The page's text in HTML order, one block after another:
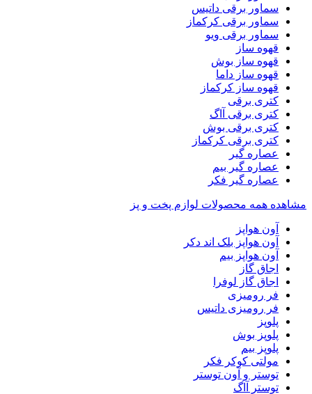
سماور برقی داتیس
سماور برقی کرکماز
سماور برقی ویو
قهوه ساز
قهوه ساز بوش
قهوه ساز داما
قهوه ساز کرکماز
کتری برقی
کتری برقی آاگ
کتری برقی بوش
کتری برقی کرکماز
عصاره گیر
عصاره گیر بیم
عصاره گیر فکر
مشاهده همه محصولات لوازم پخت و پز
آون هواپز
آون هواپز بلک اند دکر
آون هواپز بیم
اجاق گاز
اجاق گاز لوفرا
فر رومیزی
فر رومیزی داتیس
پلوپز
پلوپز بوش
پلوپز بیم
مولتی کوکر فکر
توستر و آون توستر
توستر آاگ